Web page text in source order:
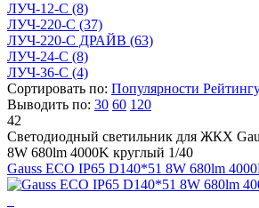
ЛУЧ-12-С (8)
ЛУЧ-220-С (37)
ЛУЧ-220-С ДРАЙВ (63)
ЛУЧ-24-С (8)
ЛУЧ-36-С (4)
Сортировать по: Популярности
Выводить по: 30 60 120
42
Светодиодный светильник для ЖКХ
8W 680lm 4000K круглый 1/40
Gauss ECO IP65 D140*51 8W 680lm